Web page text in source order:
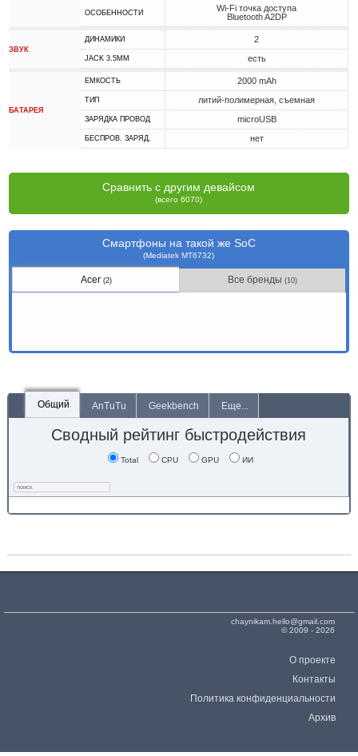
ОСОБЕННОСТИ
Wi-Fi точка доступа
Bluetooth A2DP
ЗВУК
ДИНАМИКИ 2
JACK 3.5MM есть
БАТАРЕЯ
ЕМКОСТЬ 2000 mAh
ТИП литий-полимерная, съемная
ЗАРЯДКА ПРОВОД microUSB
БЕСПРОВ. ЗАРЯД. нет
Сравнить с другим девайсом
(всего 6070)
Смартфоны на такой же SoC
(Mediatek MT6732)
Acer (2) Все бренды(10)
Общий AnTuTu Geekbench Еще...
Сводный рейтинг быстродействия
Total CPU GPU ИИ
chaynikam.hello@gmail.com
© 2009 - 2026
О проекте
Контакты
Политика конфиденциальности
Архив